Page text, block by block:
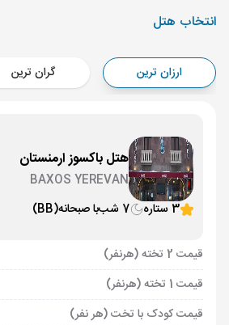
برنامه برگشت :
ایروان , فرودگاه بین‌المللی زوارتنوتس EVN
مدت پرواز :02:00
انتخاب هتل
ارزان ترین گران ترین
هتل باکسوز ارمنستان
BAXOS YEREVAN
3 ستاره
7 شب با صبحانه(BB)
قیمت 2 تخته (هرنفر)
قیمت 1 تخته (هرنفر)
قیمت کودک با تخت (هر نفر)